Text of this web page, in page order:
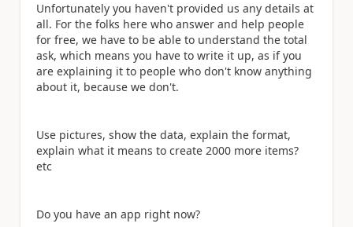
Unfortunately you haven't provided us any details at
all. For the folks here who answer and help people
for free, we have to be able to understand the total
ask, which means you have to write it up, as if you
are explaining it to people who don't know anything
about it, because we don't.
Use pictures, show the data, explain the format,
explain what it means to create 2000 more items?
etc
Do you have an app right now?